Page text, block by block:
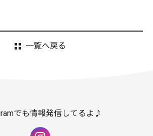
一覧へ戻る
でも情報発信してるよ♪